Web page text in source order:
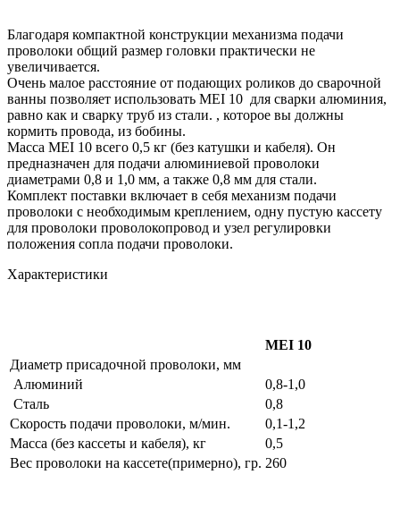
Благодаря компактной конструкции механизма подачи
проволоки общий размер головки практически не
увеличивается.
Очень малое расстояние от подающих роликов до сварочной
ванны позволяет использовать MEI 10 для сварки алюминия,
равно как и сварку труб из стали. , которое вы должны
кормить провода, из бобины.
Масса MEI 10 всего 0,5 кг (без катушки и кабеля). Он
предназначен для подачи алюминиевой проволоки
диаметрами 0,8 и 1,0 мм, а также 0,8 мм для стали.
Комплект поставки включает в себя механизм подачи
проволоки с необходимым креплением, одну пустую кассету
для проволоки проволокопровод и узел регулировки
положения сопла подачи проволоки.
Характеристики
MEI 10
Диаметр присадочной проволоки, мм
Алюминий
0,8-1,0
Сталь
0,8
Скорость подачи проволоки, м/мин.
0,1-1,2
Масса (без кассеты и кабеля), кг
0,5
Вес проволоки на кассете(примерно), гр. 260